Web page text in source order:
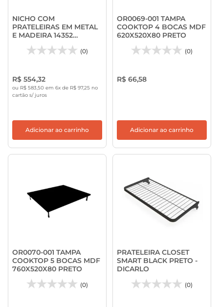
NICHO COM
PRATELEIRAS EM METAL
E MADEIRA 14352
62X15CM
(0)
R$ 554,32
ou R$ 583,50 em 6x de R$ 97,25 no
cartão s/ juros
Adicionar ao carrinho
OR0069-001 TAMPA
COOKTOP 4 BOCAS MDF
620X520X80 PRETO
(0)
R$ 66,58
Adicionar ao carrinho
OR0070-001 TAMPA
COOKTOP 5 BOCAS MDF
760X520X80 PRETO
(0)
PRATELEIRA CLOSET
SMART BLACK PRETO -
DICARLO
(0)